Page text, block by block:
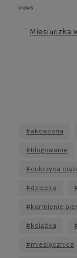
views
Miesiączka
akcesoria
blogowanie
cukrzyca
dziecko
karmienie
książka
miesięcznica